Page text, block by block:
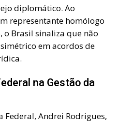
diplomático. Ao
representante homólogo
o Brasil sinaliza que não
em acordos de
na Gestão da
Andrei Rodrigues,